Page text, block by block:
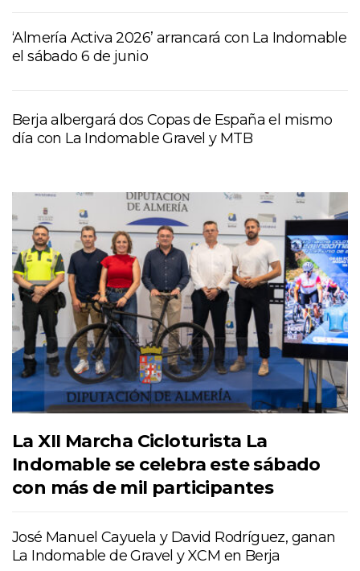
‘Almería Activa 2026’ arrancará con La Indomable
el sábado 6 de junio
Berja albergará dos Copas de España el mismo
día con La Indomable Gravel y MTB
La XII Marcha Cicloturista La
Indomable se celebra este sábado
con más de mil participantes
José Manuel Cayuela y David Rodríguez, ganan
La Indomable de Gravel y XCM en Berja